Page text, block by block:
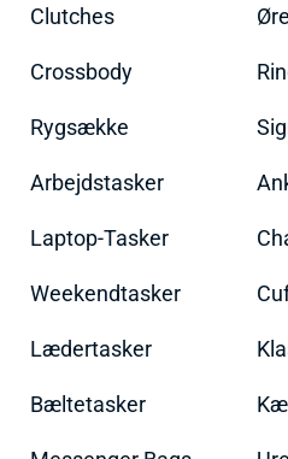
Clutches
Crossbody
Rygsække
Arbejdstasker
Laptop-Tasker
Weekendtasker
Lædertasker
Bæltetasker